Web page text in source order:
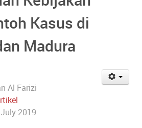
Kasus di
Madura
Al Farizi
2019